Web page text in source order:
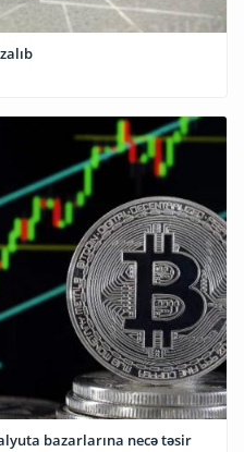
bazarlarına necə təsir